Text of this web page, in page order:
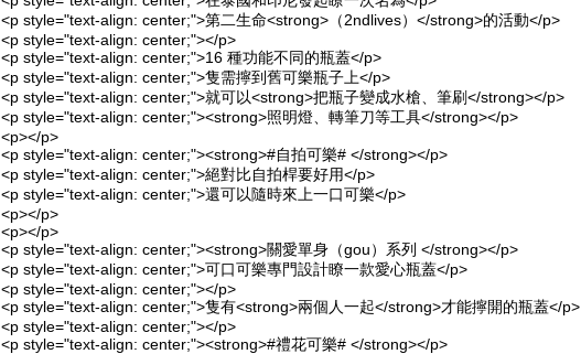
<p style="text-align: center;">第二生命<strong>（2ndlives）</strong>的活動</p>
<p style="text-align: center;"></p>
<p style="text-align: center;">16 種功能不同的瓶蓋</p>
<p style="text-align: center;">隻需擰到舊可樂瓶子上</p>
<p style="text-align: center;">就可以<strong>把瓶子變成水槍、筆刷</strong></p>
<p style="text-align: center;"><strong>照明燈、轉筆刀等工具</strong></p>
<p></p>
<p style="text-align: center;"><strong>#自拍可樂# </strong></p>
<p style="text-align: center;">絕對比自拍桿要好用</p>
<p style="text-align: center;">還可以隨時來上一口可樂</p>
<p></p>
<p></p>
<p style="text-align: center;"><strong>關愛單身（gou）系列 </strong></p>
<p style="text-align: center;">可口可樂專門設計瞭一款愛心瓶蓋</p>
<p style="text-align: center;"></p>
<p style="text-align: center;">隻有<strong>兩個人一起</strong>才能擰開的瓶蓋</p>
<p style="text-align: center;"></p>
<p style="text-align: center;"><strong>#禮花可樂# </strong></p>